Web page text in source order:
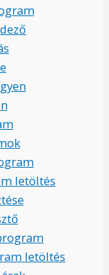
letöltés
letöltés